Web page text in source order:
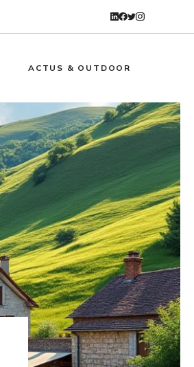
ACTUS & OUTDOOR